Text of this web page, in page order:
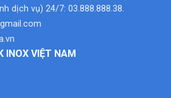
dịch vụ) 24/7: 03.888.888.38.
INOX VIỆT NAM